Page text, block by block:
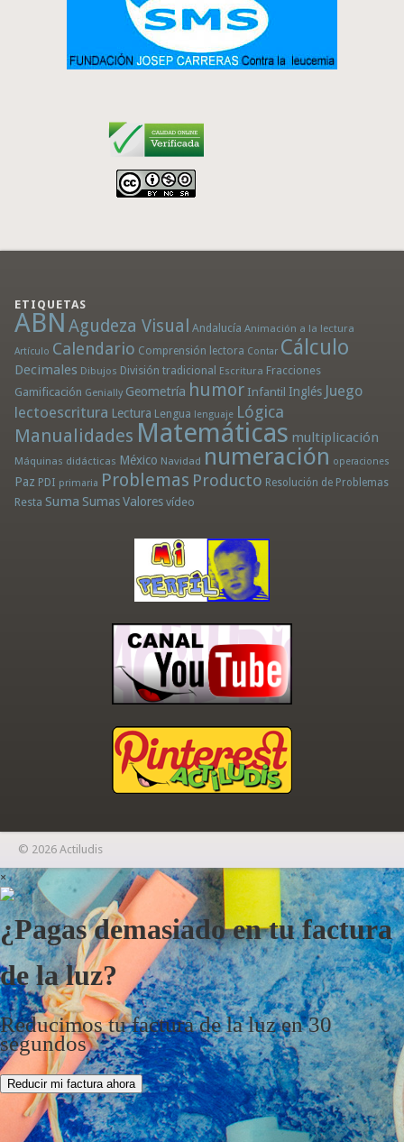
ETIQUETAS
ABN Agudeza Visual Andalucía Animación a la lectura
Artículo Calendario Comprensión lectora Contar Cálculo
Decimales Dibujos División tradicional Escritura Fracciones
Gamificación Genially Geometría humor Infantil Inglés Juego
lectoescritura Lectura Lengua lenguaje Lógica
Manualidades Matemáticas multiplicación
Máquinas didácticas México Navidad numeración operaciones
Paz PDI primaria Problemas Producto Resolución de Problemas
Resta Suma Sumas Valores vídeo
© 2026 Actiludis
×
¿Pagas demasiado en tu factura
de la luz?
Reducimos tu factura de la luz en 30
segundos
Reducir mi factura ahora